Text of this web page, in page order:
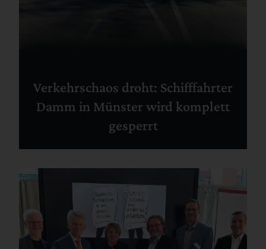
Verkehrschaos droht: Schifffahrter
Damm in Münster wird komplett
gesperrt